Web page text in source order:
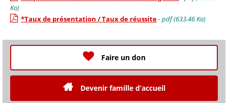
Ko)
*Taux de présentation / Taux de réussite- pdf (633.46 Ko)
Faire un don
Devenir famille d’accueil